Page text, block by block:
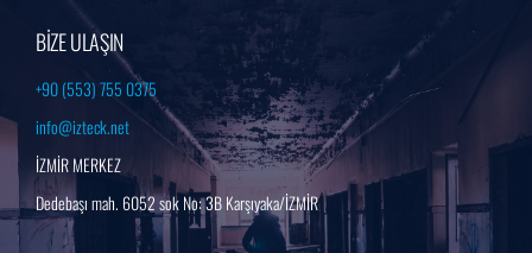
BİZE ULAŞIN
+90 (553) 755 0375
info@izteck.net
İZMİR MERKEZ
Dedebaşı mah. 6052 sok No: 3B Karşıyaka/İZMİR